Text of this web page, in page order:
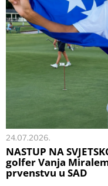
24.07.2026.
NASTUP NA
golfer Vanja
prvenstvu u SAD